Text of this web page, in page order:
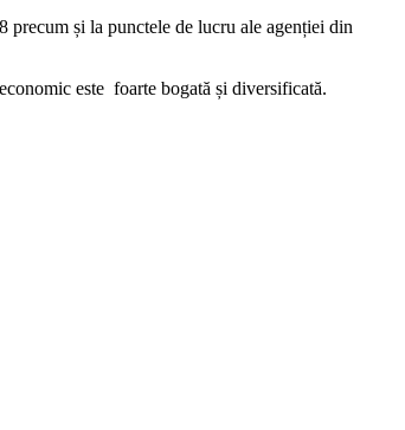
și la punctele de lucru ale agenției din
este foarte bogată și diversificată.